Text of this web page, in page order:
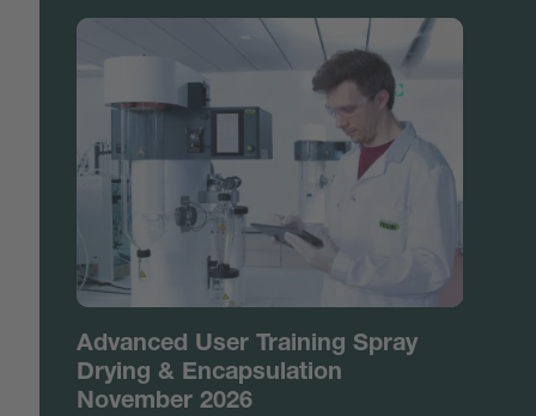
Advanced User Training Spray
Drying & Encapsulation
November 2026